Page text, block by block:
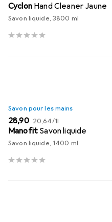
Cyclon Hand Cleaner Jaune
Savon liquide, 3800 ml
Savon pour les mains
EUR
28,90 EUR
20,64/1l
Manofit Savon liquide
Savon liquide, 1400 ml